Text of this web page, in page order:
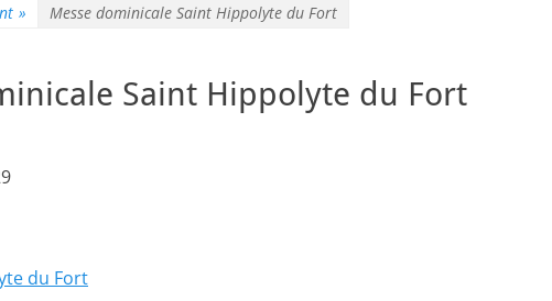
» Messe dominicale Saint Hippolyte du Fort
Saint Hippolyte du Fort
du Fort